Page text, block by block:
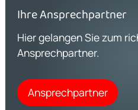
Ihre Ansprechpartner
Hier gelangen Sie zum
Ansprechpartner.
Ansprechpartner